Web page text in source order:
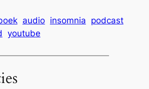
audio insomnia podcast
youtube